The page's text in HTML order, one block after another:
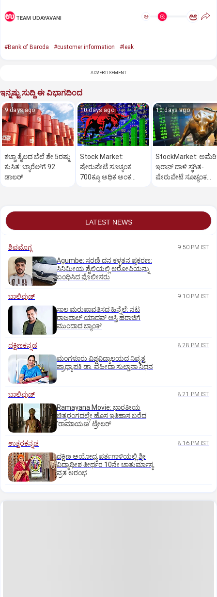
TEAM UDAYAVANI ಅ ಅ
#Bank of Baroda #customer information #leak
ADVERTISEMENT
ಇನ್ನಷ್ಟು ಸುದ್ದಿ ಈ ವಿಭಾಗದಿಂದ
9 days ago
ಕಚ್ಚಾ ತೈಲದ ಬೆಲೆ ಶೇ.5ರಷ್ಟು
ಕುಸಿತ: ಬ್ಯಾರೆಲ್‌ಗೆ 92
ಡಾಲರ್‌
10 days ago
Stock Market:
ಷೇರುಪೇಟೆ ಸೂಚ್ಯಂಕ
700ಕ್ಕೂ ಅಧಿಕ ಅಂಕ
10 days ago
StockMarket:
ಇರಾನ್‌ ದಾಳಿ ಸ್ಥಗಿತ-
ಷೇರುಪೇಟೆ ಸೂಚ್ಯಂಕ
LATEST NEWS
ಶಿವಮೊಗ್ಗ 9:50 PM IST
Agumbe: ಸರಣಿ ದನ ಕಳ್ಳತನ ಪ್ರಕರಣ:
ಸಿನಿಮೀಯ ಶೈಲಿಯಲ್ಲಿ ಆರೋಪಿಯನ್ನು
ಬಂಧಿಸಿದ ಪೊಲೀಸರು
ಬಾಲಿವುಡ್‌ 9:10 PM IST
ಸಾಲ ಮರುಪಾವತಿಸದ ಹಿನ್ನೆಲೆ: ನಟ
ರಾಜಪಾಲ್ ಯಾದವ್‌ ಆಸ್ತಿ ಹರಾಜಿಗೆ
ಮುಂದಾದ ಬ್ಯಾಂಕ್
ದಕ್ಷಿಣಕನ್ನಡ 8:28 PM IST
ಮಂಗಳೂರು ವಿಶ್ವವಿದ್ಯಾಲಯದ ನಿವೃತ್ತ
ಪ್ರಾಧ್ಯಾಪಕಿ ಡಾ. ವಹೀದಾ ಸುಲ್ತಾನಾ ನಿಧನ
ಬಾಲಿವುಡ್‌ 8:21 PM IST
Ramayana Movie: ಭಾರತೀಯ
ಚಿತ್ರರಂಗದಲ್ಲೇ ಹೊಸ ಇತಿಹಾಸ ಬರೆದ
ʼರಾಮಾಯಣʼ ಟ್ರೇಲರ್
ಉತ್ತರಕನ್ನಡ 8:16 PM IST
ದಕ್ಷಿಣ ಅಯೋಧ್ಯ ಪರ್ತಗಾಳಿಯಲ್ಲಿ ಶ್ರೀ
ವಿದ್ಯಾಧೀಶ ತೀರ್ಥರ 10ನೇ ಚಾತುರ್ಮಾಸ್ಯ
ವ್ರತ ಆರಂಭ